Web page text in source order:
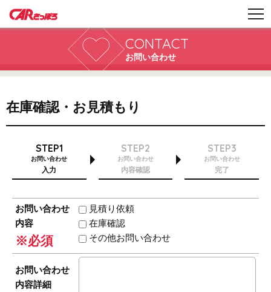
CONTACT
お問い合わせ
在庫確認・お見積もり
STEP1
お問い合わせ
入力
STEP2
お問い合わせ
内容確認
STEP3
お問い合わせ
完了
お問い合わせ
内容
※必須
見積り依頼
在庫確認
その他お問い合わせ
お問い合わせ
内容詳細